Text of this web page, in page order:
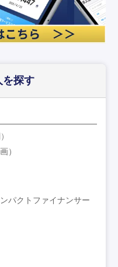
を探す
）
パクトファイナンサー